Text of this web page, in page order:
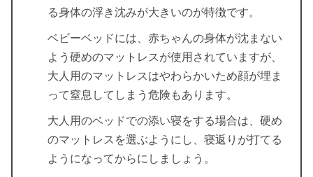
る身体の浮き沈みが大きいのが特徴です。
ベビーベッドには、赤ちゃんの身体が沈まない
よう硬めのマットレスが使用されていますが、
大人用のマットレスはやわらかいため顔が埋ま
って窒息してしまう危険もあります。
大人用のベッドでの添い寝をする場合は、硬め
のマットレスを選ぶようにし、寝返りが打てる
ようになってからにしましょう。